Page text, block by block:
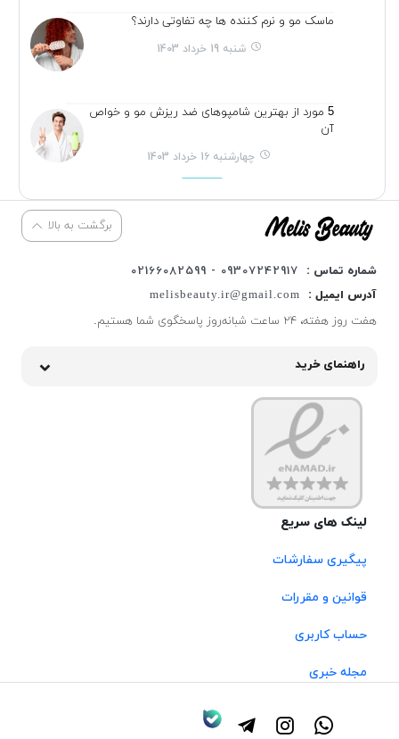
ماسک مو و نرم کننده ها چه تفاوتی دارند؟
شنبه 19 خرداد 1403
5 مورد از بهترین شامپوهای ضد ریزش مو و خواص
آن
چهارشنبه 16 خرداد 1403
برگشت به بالا
شماره تماس :
09307242917 - 02166082599
آدرس ایمیل :
melisbeauty.ir@gmail.com
هفت روز هفته، ۲۴ ساعت شبانه‌روز پاسخگوی شما هستیم.
راهنمای خرید
لینک های سریع
پیگیری سفارشات
قوانین و مقررات
حساب کاربری
مجله خبری